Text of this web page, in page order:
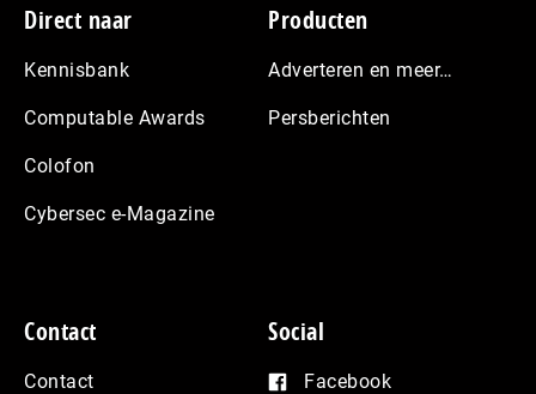
Footer
Direct naar
Kennisbank
Computable Awards
Colofon
Cybersec e-Magazine
Producten
Adverteren en meer…
Persberichten
Contact
Contact
Social
Facebook